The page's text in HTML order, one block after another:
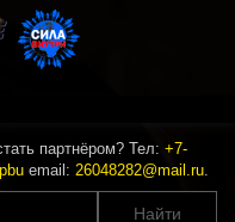
партнёром? Тел: +7-
email: 26048282@mail.ru.